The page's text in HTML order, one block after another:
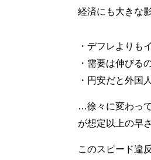
経済にも大きな
・デフレよりも
・需要は伸びる
・円安だと外国
…徐々に変わっ
が想定以上の早
このスピード違